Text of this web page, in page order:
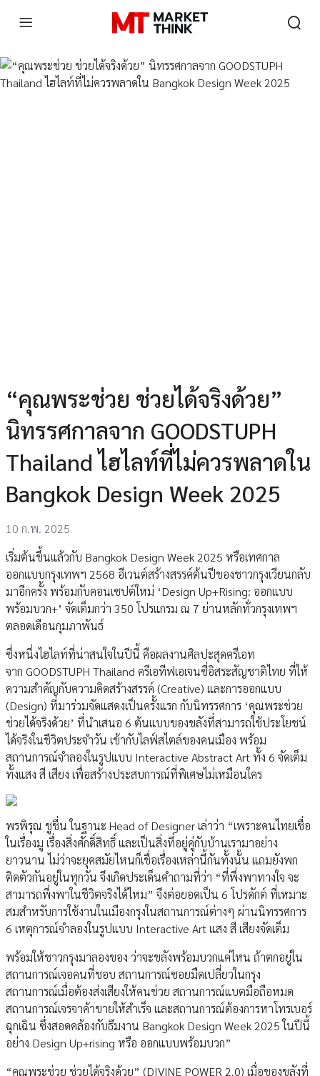
“คุณพระช่วย ช่วยได้จริงด้วย”
นิทรรศกาลจาก GOODSTUPH
Thailand ไฮไลท์ที่ไม่ควรพลาดใน
Bangkok Design Week 2025
10 ก.พ. 2025
เริ่มต้นขึ้นแล้วกับ Bangkok Design Week 2025 หรือเทศกาล
ออกแบบกรุงเทพฯ 2568 อีเวนต์สร้างสรรค์ต้นปีของชาวกรุงเวียนกลับ
มาอีกครั้ง พร้อมกับคอนเซปต์ใหม่ ‘Design Up+Rising: ออกแบบ
พร้อมบวก+’ จัดเต็มกว่า 350 โปรแกรม ณ 7 ย่านหลักทั่วกรุงเทพฯ
ตลอดเดือนกุมภาพันธ์
ซึ่งหนึ่งไฮไลท์ที่น่าสนใจในปีนี้ คือผลงานศิลปะสุดครีเอท
จาก GOODSTUPH Thailand ครีเอทีฟเอเจนซี่อิสระสัญชาติไทย ที่ให้
ความสำคัญกับความคิดสร้างสรรค์ (Creative) และการออกแบบ
(Design) ที่มาร่วมจัดแสดงเป็นครั้งแรก กับนิทรรศการ ‘คุณพระช่วย
ช่วยได้จริงด้วย’ ที่นำเสนอ 6 ต้นแบบของขลังที่สามารถใช้ประโยชน์
ได้จริงในชีวิตประจำวัน เข้ากับไลฟ์สไตล์ของคนเมือง พร้อม
สถานการณ์จำลองในรูปแบบ Interactive Abstract Art ทั้ง 6 จัดเต็ม
ทั้งแสง สี เสียง เพื่อสร้างประสบการณ์ที่พิเศษไม่เหมือนใคร
พรพิรุณ ชูชื่น ในฐานะ Head of Designer เล่าว่า “เพราะคนไทยเชื่อ
ในเรื่องมู เรื่องสิ่งศักดิ์สิทธิ์ และเป็นสิ่งที่อยู่คู่กับบ้านเรามาอย่าง
ยาวนาน ไม่ว่าจะยุคสมัยไหนก็เชื่อเรื่องเหล่านี้กันทั้งนั้น แถมยังพก
ติดตัวกันอยู่ในทุกวัน จึงเกิดประเด็นคำถามที่ว่า “ที่พึ่งพาทางใจ จะ
สามารถพึ่งพาในชีวิตจริงได้ไหม” จึงต่อยอดเป็น 6 โปรดักต์ ที่เหมาะ
สมสำหรับการใช้งานในเมืองกรุงในสถานการณ์ต่างๆ ผ่านนิทรรศการ
6 เหตุการณ์จำลองในรูปแบบ Interactive Art แสง สี เสียงจัดเต็ม
พร้อมให้ชาวกรุงมาลองของ ว่าจะขลังพร้อมบวกแค่ไหน ถ้าตกอยู่ใน
สถานการณ์เจอคนที่ชอบ สถานการณ์ซอยมืดเปลี่ยวในกรุง
สถานการณ์เมื่อต้องส่งเสียงให้คนช่วย สถานการณ์แบตมือถือหมด
สถานการณ์เจรจาค้าขายให้สำเร็จ และสถานการณ์ต้องการหาโทรเบอร์
ฉุกเฉิน ซึ่งสอดคล้องกับธีมงาน Bangkok Design Week 2025 ในปีนี้
อย่าง Design Up+rising หรือ ออกแบบพร้อมบวก”
“คุณพระช่วย ช่วยได้จริงด้วย” (DIVINE POWER 2.0) เมื่อของขลังที่